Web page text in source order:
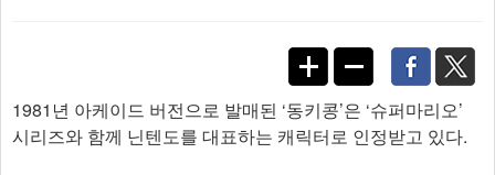
1981년 아케이드 버전으로 발매된 ‘동키콩’은 ‘슈퍼마리오’
시리즈와 함께 닌텐도를 대표하는 캐릭터로 인정받고 있다.